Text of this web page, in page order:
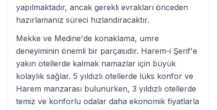
yapılmaktadır, ancak gerekli evrakları önceden
hazırlamanız süreci hızlandıracaktır.
Mekke ve Medine'de konaklama, umre
deneyiminin önemli bir parçasıdır. Harem-i Şerif'e
yakın otellerde kalmak namazlar için büyük
kolaylık sağlar. 5 yıldızlı otellerde lüks konfor ve
Harem manzarası bulunurken, 3 yıldızlı otellerde
temiz ve konforlu odalar daha ekonomik fiyatlarla